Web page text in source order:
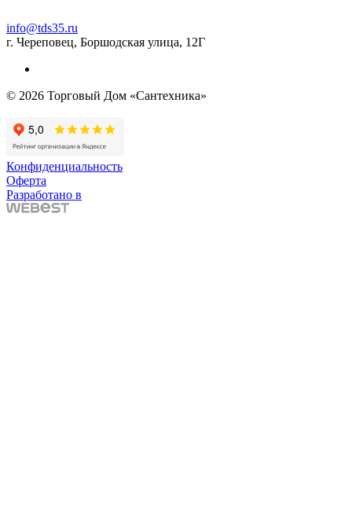
info@tds35.ru
г. Череповец, Боршодская улица, 12Г
© 2026 Торговый Дом «Сантехника»
Конфиденциальность
Оферта
Разработано в